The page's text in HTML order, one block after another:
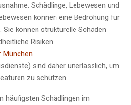
Schädlinge, Lebewesen und
können eine Bedrohung für
Sie können strukturelle Schäden
Risiken
München
sind daher unerlässlich, um
zu schützen.
häufigsten Schädlingen im